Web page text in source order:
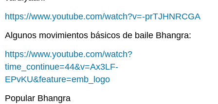
https://www.youtube.com/watch?v=-prTJHNRCGA
Algunos movimientos básicos de baile Bhangra:
https://www.youtube.com/watch?
time_continue=44&v=Ax3LF-
EPvKU&feature=emb_logo
Popular Bhangra